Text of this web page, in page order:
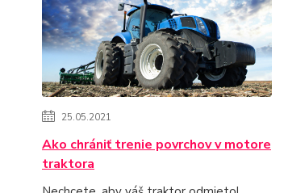
25.05.2021
Ako chrániť trenie povrchov v motore
traktora